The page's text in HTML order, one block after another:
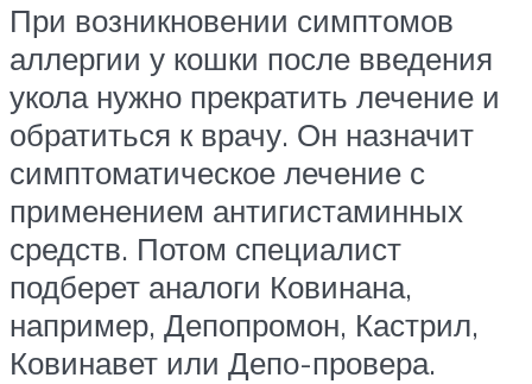
При возникновении симптомов
аллергии у кошки после введения
укола нужно прекратить лечение и
обратиться к врачу. Он назначит
симптоматическое лечение с
применением антигистаминных
средств. Потом специалист
подберет аналоги Ковинана,
например, Депопромон, Кастрил,
Ковинавет или Депо-провера.